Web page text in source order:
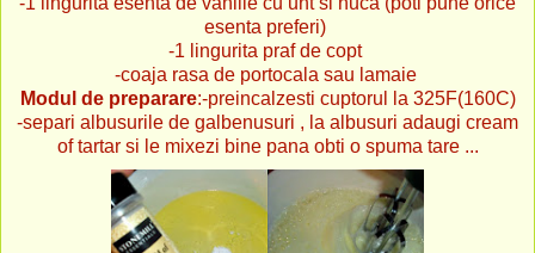
esenta preferi)
-1 lingurita praf de copt
-coaja rasa de portocala sau lamaie
Modul de preparare:-preincalzesti cuptorul la 325F(160C)
-separi albusurile de galbenusuri , la albusuri adaugi cream
of tartar si le mixezi bine pana obti o spuma tare ...